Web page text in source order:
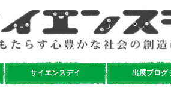
サイエンスデイ 出展プログ